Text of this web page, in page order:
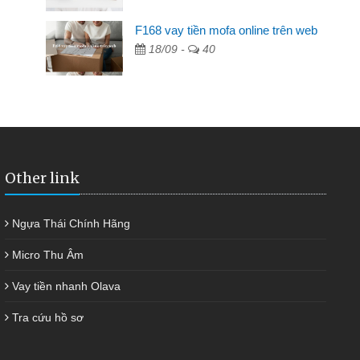
hàng không ai cho vay. Trong khi
việc riêng, trong 1-2 ngày tôi trả
giúp tôi kịp thời và nhanh chóng
F168 vay tiền mofa online trên web
18/09 - 40
Other link
Ngựa Thái Chính Hãng
Micro Thu Âm
Vay tiền nhanh Olava
Tra cứu hồ sơ